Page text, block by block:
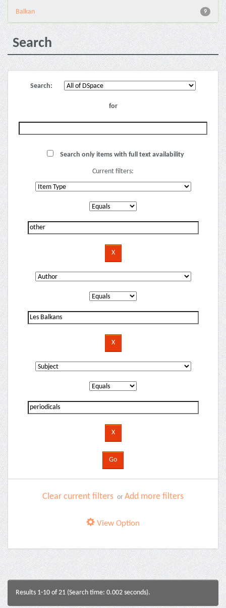
9
Balkan
Search
Search:
for
Search only items with full text availability
Current filters:
Clear current filters or Add more filters
View Option
Results 1-10 of 21 (Search time: 0.002 seconds).